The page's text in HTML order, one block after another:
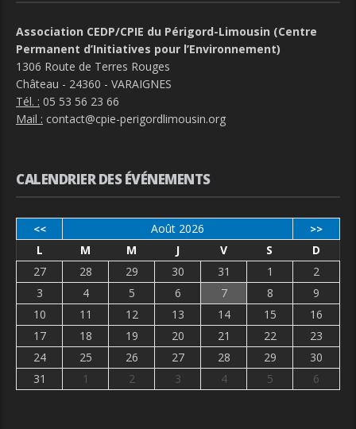
Association CEDP/CPIE du Périgord-Limousin (Centre
Permanent d’Initiatives pour l’Environnement)
1306 Route de Terres Rouges
Château - 24360 - VARAIGNES
Tél. : 05 53 56 23 66
Mail : contact@cpie-perigordlimousin.org
CALENDRIER DES ÉVÉNEMENTS
<< Août 2026 >>
L M M J V S
D
27
28 29 30 31 1
2
3
4 5 6 7 8
9
10
11 12 13 14 15
16
17
18 19 20 21 22
23
24
25 26 27 28 29
30
31
1 2 3 4 5 6